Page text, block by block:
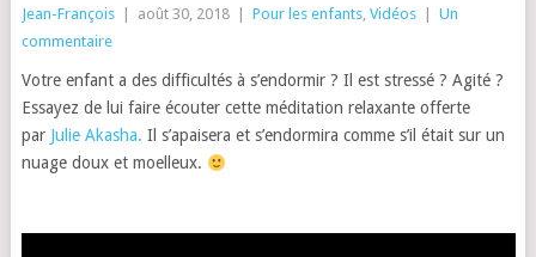
Jean-François août 30, 2018 Pour les enfants, Vidéos
Un
commentaire
Votre enfant a des difficultés à s’endormir ? Il est stressé ? Agité ?
Essayez de lui faire écouter cette méditation relaxante offerte
par Julie Akasha. Il s’apaisera et s’endormira comme s’il était sur un
nuage doux et moelleux.